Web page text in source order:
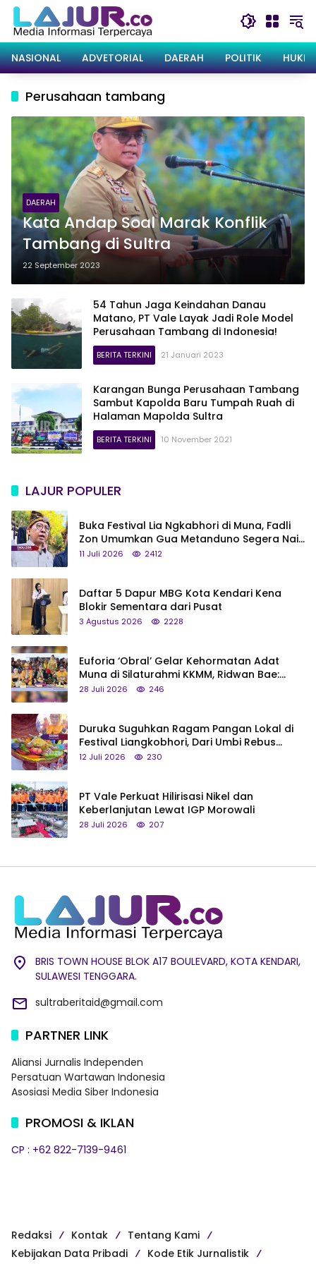
Langsung
konten
NASIONAL
ADVETORIAL DAERAH POLITIK
Perusahaan tambang
DAERAH
Kata Andap Soal Marak Konflik
Tambang di Sultra
22 September 2023
54 Tahun Jaga Keindahan Danau
Matano, PT Vale Layak Jadi Role Model
Perusahaan Tambang di Indonesia!
BERITA TERKINI 21 Januari 2023
Karangan Bunga Perusahaan Tambang
Sambut Kapolda Baru Tumpah Ruah di
Halaman Mapolda Sultra
BERITA TERKINI 10 November 2021
LAJUR POPULER
Buka Festival Lia Ngkabhori di Muna, Fadli
Zon Umumkan Gua Metanduno Segera Naik
Status Jadi Cagar Budaya Nasional
11 Juli 2026 2412
Daftar 5 Dapur MBG Kota Kendari Kena
Blokir Sementara dari Pusat
3 Agustus 2026 2228
Euforia ‘Obral’ Gelar Kehormatan Adat
Muna di Silaturahmi KKMM, Ridwan Bae:
Saya Bukan Tipe Begitu, Belum Pantas!
28 Juli 2026 246
Duruka Suguhkan Ragam Pangan Lokal di
Festival Liangkobhori, Dari Umbi Rebus
hingga Tumpeng Beras Muna
12 Juli 2026 230
PT Vale Perkuat Hilirisasi Nikel dan
Keberlanjutan Lewat IGP Morowali
28 Juli 2026 207
BRIS TOWN HOUSE BLOK A17 BOULEVARD, KOTA KENDARI,
SULAWESI TENGGARA.
sultraberitaid@gmail.com
PARTNER LINK
Aliansi Jurnalis Independen
Persatuan Wartawan Indonesia
Asosiasi Media Siber Indonesia
PROMOSI & IKLAN
CP : +62 822-7139-9461
Redaksi Kontak
Tentang Kami
Kebijakan Data Pribadi
Kode Etik Jurnalistik